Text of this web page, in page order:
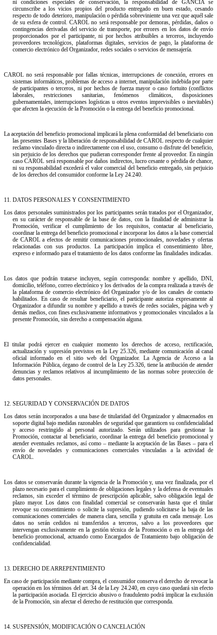
ni condiciones especiales de conservación, la responsabilidad de GANCIA se
circunscribe a los vicios propios del producto entregado en buen estado, cesando
respecto de todo deterioro, manipulación o pérdida sobreviniente una vez que aquél sale
de su esfera de control. CAROL no será responsable por demoras, pérdidas, daños o
contingencias derivadas del servicio de transporte, por errores en los datos de envío
proporcionados por el participante, ni por hechos atribuibles a terceros, incluyendo
proveedores tecnológicos, plataformas digitales, servicios de pago, la plataforma de
comercio electrónico del Organizador, redes sociales o servicios de mensajería.
CAROL no será responsable por fallas técnicas, interrupciones de conexión, errores en
sistemas informáticos, problemas de acceso a internet, manipulación indebida por parte
de participantes o terceros, ni por hechos de fuerza mayor o caso fortuito (conflictos
laborales, restricciones sanitarias, fenómenos climáticos, disposiciones
gubernamentales, interrupciones logísticas u otros eventos imprevisibles o inevitables)
que afecten la ejecución de la Promoción o la entrega del beneficio promocional.
La aceptación del beneficio promocional implicará la plena conformidad del beneficiario con
las presentes Bases y la liberación de responsabilidad de CAROL respecto de cualquier
reclamo vinculado directa o indirectamente con el uso, consumo o disfrute del beneficio,
sin perjuicio de los derechos que pudieran corresponder frente al proveedor. En ningún
caso CAROL será responsable por daños indirectos, lucro cesante o pérdida de chance,
ni su responsabilidad excederá el valor comercial del beneficio entregado, sin perjuicio
de los derechos del consumidor conforme la Ley 24.240.
11.⁠ ⁠DATOS PERSONALES Y CONSENTIMIENTO
Los datos personales suministrados por los participantes serán tratados por el Organizador,
en su carácter de responsable de la base de datos, con la finalidad de administrar la
Promoción, verificar el cumplimiento de los requisitos, contactar al beneficiario,
coordinar la entrega del beneficio promocional e incorporar los datos a la base comercial
de CAROL a efectos de remitir comunicaciones promocionales, novedades y ofertas
relacionadas con sus productos. La participación implica el consentimiento libre,
expreso e informado para el tratamiento de los datos conforme las finalidades indicadas.
Los datos que podrán tratarse incluyen, según corresponda: nombre y apellido, DNI,
domicilio, teléfono, correo electrónico y los derivados de la compra realizada a través de
la plataforma de comercio electrónico del Organizador y/o de los canales de contacto
habilitados. En caso de resultar beneficiario, el participante autoriza expresamente al
Organizador a difundir su nombre y apellido a través de redes sociales, página web y
demás medios, con fines exclusivamente informativos y promocionales vinculados a la
presente Promoción, sin derecho a compensación alguna.
El titular podrá ejercer en cualquier momento los derechos de acceso, rectificación,
actualización y supresión previstos en la Ley 25.326, mediante comunicación al canal
oficial informado en el sitio web del Organizador. La Agencia de Acceso a la
Información Pública, órgano de control de la Ley 25.326, tiene la atribución de atender
denuncias y reclamos relativos al incumplimiento de las normas sobre protección de
datos personales.
12.⁠ ⁠SEGURIDAD Y CONSERVACIÓN DE DATOS
Los datos serán incorporados a una base de titularidad del Organizador y almacenados en
soporte digital bajo medidas razonables de seguridad que garanticen su confidencialidad
y acceso restringido al personal autorizado. Serán utilizados para gestionar la
Promoción, contactar al beneficiario, coordinar la entrega del beneficio promocional y
atender eventuales reclamos, así como – mediante la aceptación de las Bases – para el
envío de novedades y comunicaciones comerciales vinculadas a la actividad de
CAROL.
Los datos se conservarán durante la vigencia de la Promoción y, una vez finalizada, por el
plazo necesario para el cumplimiento de obligaciones legales y la defensa de eventuales
reclamos, sin exceder el término de prescripción aplicable, salvo obligación legal de
plazo mayor. Los datos con finalidad comercial se conservarán hasta que el titular
revoque su consentimiento o solicite la supresión, pudiendo solicitarse la baja de las
comunicaciones comerciales de manera clara, sencilla y gratuita en cada mensaje. Los
datos no serán cedidos ni transferidos a terceros, salvo a los proveedores que
intervengan exclusivamente en la gestión técnica de la Promoción o en la entrega del
beneficio promocional, actuando como Encargados de Tratamiento bajo obligación de
confidencialidad.
13.⁠ ⁠DERECHO DE ARREPENTIMIENTO
En caso de participación mediante compra, el consumidor conserva el derecho de revocar la
operación en los términos del art. 34 de la Ley 24.240, en cuyo caso quedará sin efecto
la participación asociada. El ejercicio abusivo o fraudulento podrá implicar la exclusión
de la Promoción, sin afectar el derecho de restitución que corresponda.
14.⁠ ⁠SUSPENSIÓN, MODIFICACIÓN O CANCELACIÓN